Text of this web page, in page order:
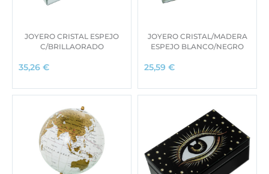
JOYERO CRISTAL ESPEJO
C/BRILLAORADO
35,26 €
JOYERO CRISTAL/MADERA
ESPEJO BLANCO/NEGRO
25,59 €